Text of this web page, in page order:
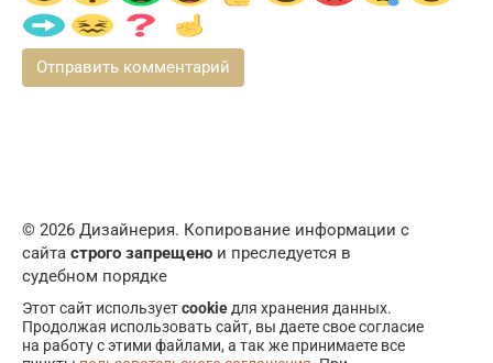
© 2026 Дизайнерия. Копирование информации с
сайта строго запрещено и преследуется в
судебном порядке
Этот сайт используетcookieдля хранения данных.
Продолжая использовать сайт, вы даете свое согласие
на работу с этими файлами, а так же принимаете все